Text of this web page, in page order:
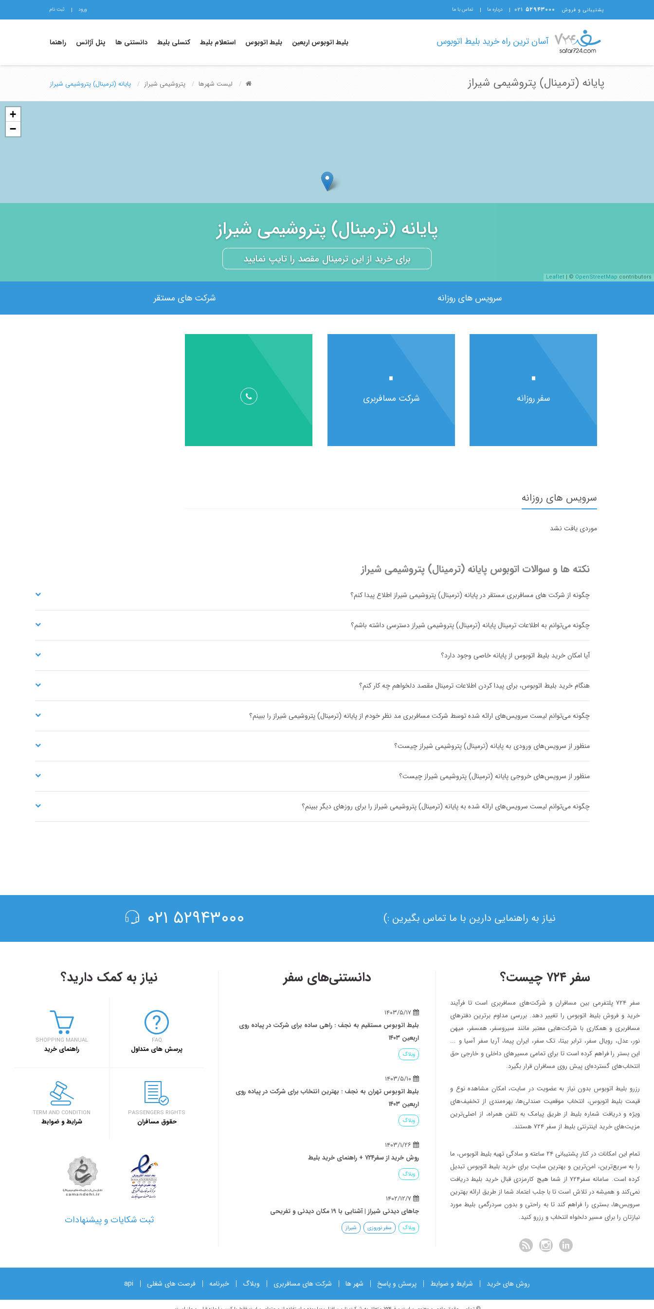
پشتیبانی و فروش ۵۲۹۴۳۰۰۰ ۰۲۱ درباره ما تماس با ما ورود ثبت نام
آسان ترین راه خرید بلیط اتوبوس بلیط اتوبوس اربعین بلیط اتوبوس استعلام بلیط کنسلی بلیط دانستنی ها پنل آژانس راهنما
پایانه (ترمینال) پتروشیمی شیراز لیست شهرها پتروشیمی شیراز پایانه (ترمینال) پتروشیمی شیراز
+
−
Leaflet | © OpenStreetMap contributors
پایانه (ترمینال) پتروشیمی شیراز
سرویس های روزانه شرکت های مستقر
۰
سفر روزانه
۰
شرکت مسافربری
سرویس های روزانه
موردی یافت نشد
نکته ها و سوالات اتوبوس پایانه (ترمینال) پتروشیمی شیراز
چگونه از شرکت های مسافربری مستقر در پایانه (ترمینال) پتروشیمی شیراز اطلاع پیدا کنم؟
چگونه می‌توانم به اطلاعات ترمینال پایانه (ترمینال) پتروشیمی شیراز دسترسی داشته باشم؟
آیا امکان خرید بلیط اتوبوس از پایانه خاصی وجود دارد؟
هنگام خرید بلیط اتوبوس، برای پیدا کردن اطلاعات ترمینال مقصد دلخواهم چه کار کنم؟
چگونه می‌توانم لیست سرویس‌های ارائه شده توسط شرکت مسافربری مد نظر خودم از پایانه (ترمینال) پتروشیمی شیراز را ببینم؟
منظور از سرویس‌های ورودی به پایانه (ترمینال) پتروشیمی شیراز چیست؟
منظور از سرویس‌های خروجی پایانه (ترمینال) پتروشیمی شیراز چیست؟
چگونه می‌توانم لیست سرویس‌های ارائه شده به پایانه (ترمینال) پتروشیمی شیراز را برای روزهای دیگر ببینم؟
نیاز به راهنمایی دارین با ما تماس بگیرین :) ۵۲۹۴۳۰۰۰ ۰۲۱
سفر ۷۲۴ چیست؟
سفر ۷۲۴ پلتفرمی بین مسافران و شرکت‌های مسافربری است تا فرآیند
خرید و فروش بلیط اتوبوس را تغییر دهد. بررسی مداوم برترین دفترهای
مسافربری و همکاری با شرکت‌هایی معتبر مانند سیروسفر، همسفر، میهن‌
نور، عدل، رویال سفر، ترابر بیتا، تک سفر، ایران پیما، آریا سفر آسیا و ...
این بستر را فراهم کرده است تا برای تمامی مسیرهای داخلی و خارجی حق
انتخاب‌های گسترده‌ای پیش روی مسافران قرار بگیرد.
رزرو بلیط اتوبوس بدون نیاز به عضویت در سایت، امکان مشاهده نوع و
قیمت بلیط اتوبوس، انتخاب موقعیت صندلی‌ها، بهره‌مندی از تخفیف‌های
ویژه و دریافت شماره‌ بلیط از طریق پیامک به تلفن همراه، از اصلی‌ترین
مزیت‌های خرید اینترنتی بلیط از سفر ۷۲۴ هستند.
تمام این امکانات در کنار پشتیبانی‌ ۲۴ ساعته و سادگی تهیه بلیط اتوبوس، ما
را به سریع‌ترین، امن‌ترین و بهترین سایت برای خرید بلیط اتوبوس تبدیل
کرده است. سامانه سفر۷۲۴ از شما هیچ کارمزدی قبال خرید بلیط دریافت
نمی‌کند و همیشه در تلاش است تا با جلب اعتماد شما از طریق ارائه بهترین
سرویس‌ها، بستری را فراهم کند تا به راحتی و بدون سردرگمی بلیط مورد
نیازتان را برای مسیر دلخواه انتخاب و رزرو کنید.
دانستنی‌های سفر
حضور سفر۷۲۴ در دومین رویداد بهار کارآفرینان استارتاپی تبریز
سفر۷۲۴ خبر
۱۳۹۷/۹/۱
اصفهان برگزار خواهد شد.
۱۳۹۷/۱/۲۶
نحوه دریافت ارز مسافرتی از بانک‌ها
خبر
بلیط اتوبوس مستقیم به نجف : راهی ساده برای شرکت در پیاده روی
اربعین ۱۴۰۳
وبلاگ
بلیط اتوبوس تهران به نجف : بهترین انتخاب برای شرکت در پیاده روی
اربعین ۱۴۰۳
وبلاگ
روش خرید از سفر۷۲۴ + راهنمای خرید بلیط
وبلاگ
جاهای دیدنی شیراز | آشنایی با ۱۹ مکان دیدنی و تفریحی
وبلاگ سفر نوروزی شیراز
سفر۷۲۴
اصفهان برگزار
نیاز به کمک دارید؟
SHOPPING MANUAL
راهنمای خرید
FAQ
پرسش های متداول
TERM AND CONDITION
شرایط و ضوابط
PASSENGERS RIGHTS
حقوق مسافران
ثبت شکایات و پیشنهادات
روش های خرید شرایط و ضوابط پرسش و پاسخ شهر ها شرکت های مسافربری وبلاگ خبرنامه فرصت های شغلی api